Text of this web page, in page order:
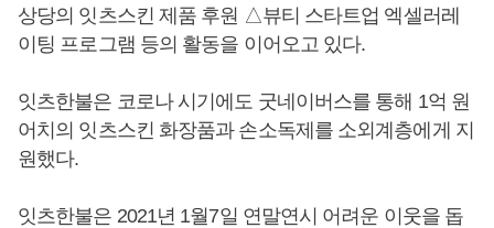
상당의 잇츠스킨 제품 후원 △뷰티 스타트업 엑셀러레
이팅 프로그램 등의 활동을 이어오고 있다.
잇츠한불은 코로나 시기에도 굿네이버스를 통해 1억 원
어치의 잇츠스킨 화장품과 손소독제를 소외계층에게 지
원했다.
잇츠한불은 2021년 1월7일 연말연시 어려운 이웃을 돕